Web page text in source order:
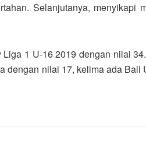
Selanjutanya, menyikapi
1 U-16 2019 dengan nilai
dengan nilai 17, kelima ada Bali